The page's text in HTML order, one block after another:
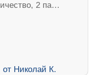
2 па…